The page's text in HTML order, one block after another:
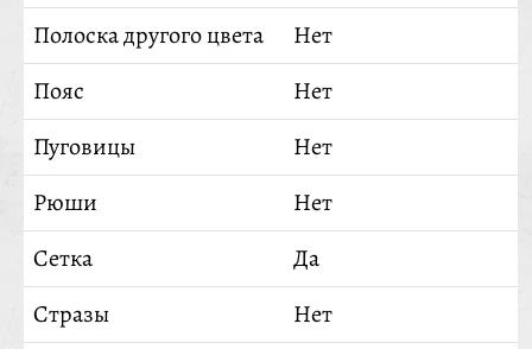
Полоска другого цвета
Нет
Пояс
Нет
Пуговицы
Нет
Рюши
Нет
Сетка
Да
Стразы
Нет